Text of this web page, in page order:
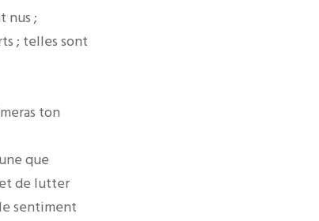
nus ;
; telles sont
ton
que
de lutter
sentiment